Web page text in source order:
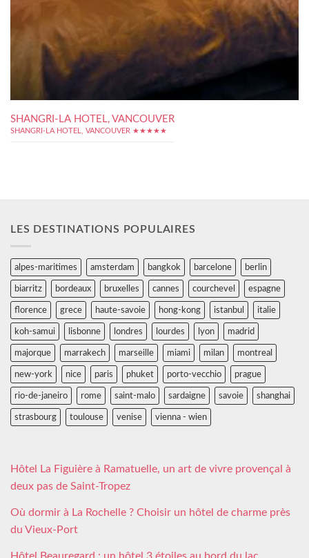
SHANGRI-LA HOTEL, VANCOUVER
SHANGRI-LA HOTEL, VANCOUVER ★★★★★
LES DESTINATIONS POPULAIRES
alpes-maritimes amsterdam bangkok barcelone berlin
biarritz bordeaux bruxelles cannes courchevel espagne
florence grece haute-savoie hong-kong istanbul italie
koh-samui lisbonne londres lourdes lyon madrid
majorque marrakech marseille miami milan montreal
new-york nice paris phuket porto-vecchio prague
rio-de-janeiro rome saint-malo sardaigne savoie shanghai
strasbourg toulouse venise vienna - wien
Hôtel La Figuière à Ramatuelle, un art de vivre provençal à
deux pas de Saint-Tropez
Où dormir à La Rochelle ? Choisir un hôtel de charme près
du Vieux-Port